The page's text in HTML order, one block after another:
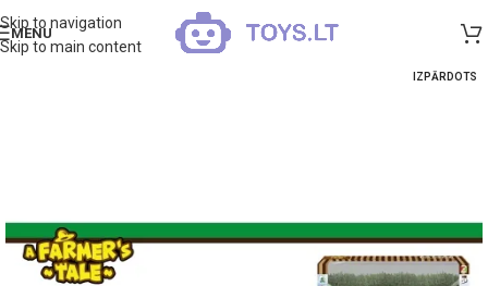
Skip to navigation
Skip to main content
MENU
IZPĀRDOTS